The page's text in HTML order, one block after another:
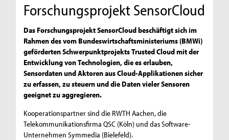
Forschungsprojekt SensorCloud
Das Forschungsprojekt SensorCloud beschäftigt sich im
Rahmen des vom Bundeswirtschaftsministeriums (BMWi)
geförderten Schwerpunktprojekts Trusted Cloud mit der
Entwicklung von Technologien, die es erlauben,
Sensordaten und Aktoren aus Cloud-Applikationen sicher
zu erfassen, zu steuern und die Daten vieler Sensoren
geeignet zu aggregieren.
Kooperationspartner sind die RWTH Aachen, die
Telekommunikationsfirma QSC (Köln) und das Software-
Unternehmen Symmedia (Bielefeld).